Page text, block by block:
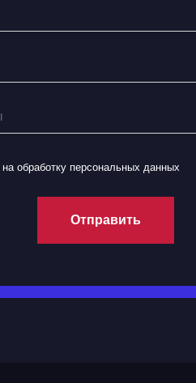
на обработку персональных данных
Отправить